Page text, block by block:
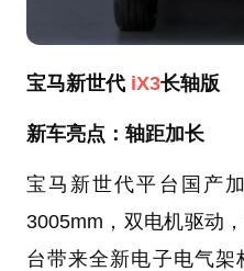
宝马新世代 iX3长轴版
新车亮点：轴距加长
宝马新世代平台国产
3005mm，双电机驱动
台带来全新电子电气